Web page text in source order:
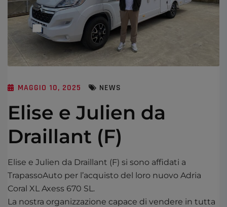
MAGGIO 10, 2025 NEWS
Elise e Julien da
Draillant (F)
Elise e Julien da Draillant (F) si sono affidati a
TrapassoAuto per l’acquisto del loro nuovo Adria
Coral XL Axess 670 SL.
La nostra organizzazione capace di vendere in tutta